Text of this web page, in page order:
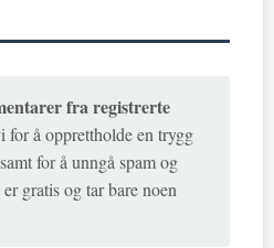
fra registrerte
for å opprettholde en trygg
for å unngå spam og
gratis og tar bare noen